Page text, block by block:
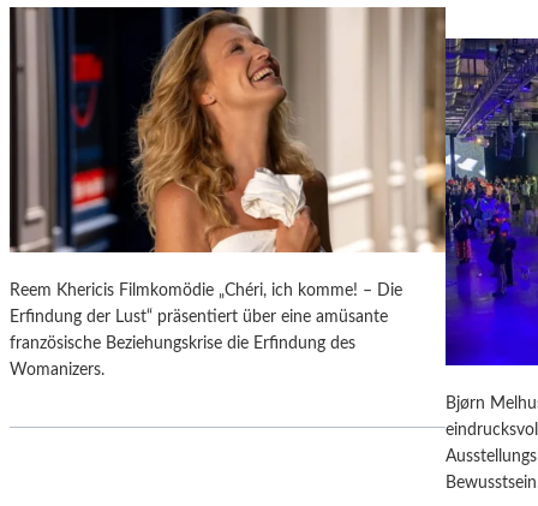
E
R
,
T
E
R
M
I
N
E
U
D
R
E
I
E
E
R
S
„
E
R
S
T
E
L
E
E
S
E
K
Reem Khericis Filmkomödie „Chéri, ich komme! – Die
Erfindung der Lust“ präsentiert über eine amüsante
französische Beziehungskrise die Erfindung des
Womanizers.
Bjørn